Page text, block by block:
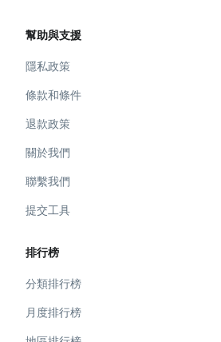
幫助與支援
隱私政策
條款和條件
退款政策
關於我們
聯繫我們
提交工具
排行榜
分類排行榜
月度排行榜